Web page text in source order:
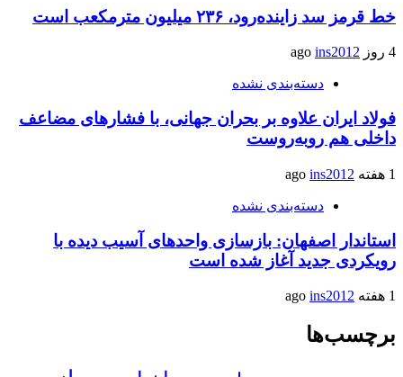
خط قرمز سد زاینده‌رود، ۲۳۶ میلیون مترمکعب است
4 روز ago ins2012
دسته‌بندی نشده
فولاد ایران علاوه بر بحران جهانی، با فشارهای مضاعف
داخلی هم روبه‌روست
1 هفته ago ins2012
دسته‌بندی نشده
استاندار اصفهان: بازسازی واحدهای آسیب دیده با
رویکردی جدید آغاز شده است
1 هفته ago ins2012
برچسب‌ها